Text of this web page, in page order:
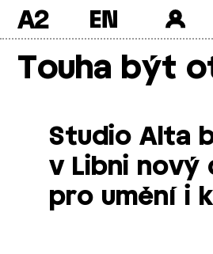
A2
Touha být
Studio Alta
v Libni nový
pro umění i